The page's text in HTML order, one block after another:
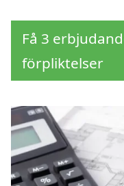
Få 3
förpliktelser